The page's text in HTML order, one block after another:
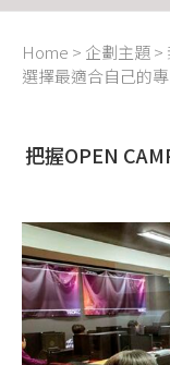
Home > 企劃主題>
選擇最適合自己的
把握OPEN